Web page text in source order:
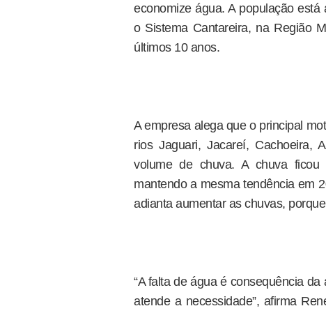
economize água. A população
o Sistema Cantareira, na Região
últimos 10 anos.
A empresa alega que o principal
rios Jaguari, Jacareí, Cachoeira,
volume de chuva. A chuva
mantendo a mesma tendência em
adianta aumentar as chuvas,
“A falta de água é consequência
atende a necessidade”, afirma